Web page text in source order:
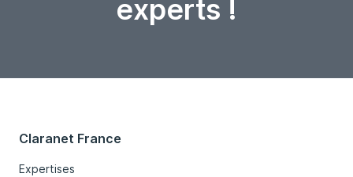
experts !
Claranet France
Expertises